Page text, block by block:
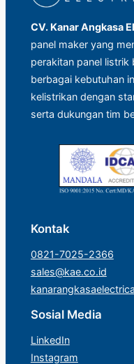
CV. Kanar Angkasa
panel maker yang
perakitan panel listrik
berbagai kebutuhan
kelistrikan dengan
serta dukungan tim
Kontak
0821-7025-2366
sales@kae.co.id
Sosial Media
LinkedIn
Instagram